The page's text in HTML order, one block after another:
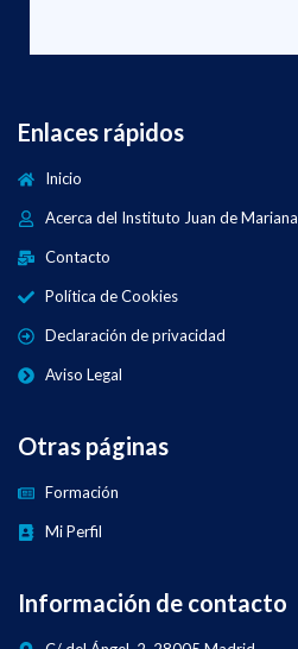
Enlaces rápidos
Inicio
Acerca del Instituto Juan de Mariana
Contacto
Política de Cookies
Declaración de privacidad
Aviso Legal
Otras páginas
Formación
Mi Perfil
Información de contacto